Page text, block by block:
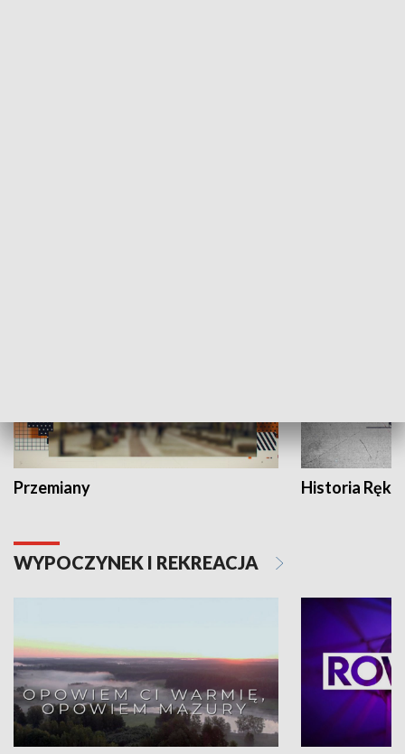
Przemiany Historia Ręką
WYPOCZYNEK I REKREACJA